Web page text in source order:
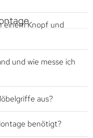
einem Knopf und
und wie messe ich
aus?
benötigt?